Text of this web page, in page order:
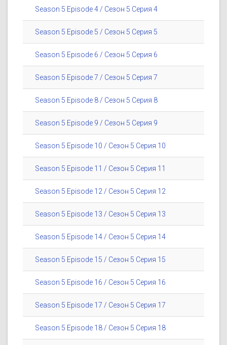
Season 5 Episode 4 / Сезон 5 Серия 4
Season 5 Episode 5 / Сезон 5 Серия 5
Season 5 Episode 6 / Сезон 5 Серия 6
Season 5 Episode 7 / Сезон 5 Серия 7
Season 5 Episode 8 / Сезон 5 Серия 8
Season 5 Episode 9 / Сезон 5 Серия 9
Season 5 Episode 10 / Сезон 5 Серия 10
Season 5 Episode 11 / Сезон 5 Серия 11
Season 5 Episode 12 / Сезон 5 Серия 12
Season 5 Episode 13 / Сезон 5 Серия 13
Season 5 Episode 14 / Сезон 5 Серия 14
Season 5 Episode 15 / Сезон 5 Серия 15
Season 5 Episode 16 / Сезон 5 Серия 16
Season 5 Episode 17 / Сезон 5 Серия 17
Season 5 Episode 18 / Сезон 5 Серия 18